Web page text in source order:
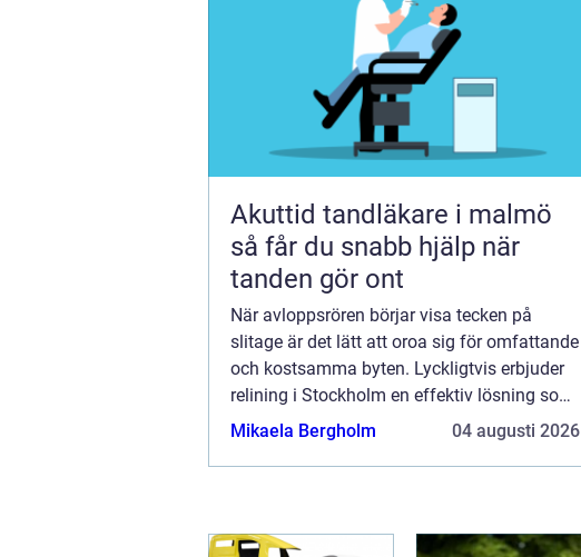
Akuttid tandläkare i malmö
så får du snabb hjälp när
tanden gör ont
När avloppsrören börjar visa tecken på
slitage är det lätt att oroa sig för omfattande
och kostsamma byten. Lyckligtvis erbjuder
relining i Stockholm en effektiv lösning som
sparar både tid och pengar. D...
Mikaela Bergholm 04 augusti 2026